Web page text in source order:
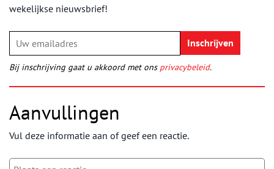
wekelijkse nieuwsbrief!
Bij inschrijving gaat u akkoord met ons privacybeleid.
Aanvullingen
Vul deze informatie aan of geef een reactie.